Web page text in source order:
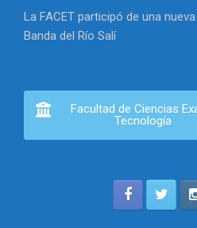
La FACET participó de una
Banda del Río Salí
Facultad de Ciencias
Tecnología